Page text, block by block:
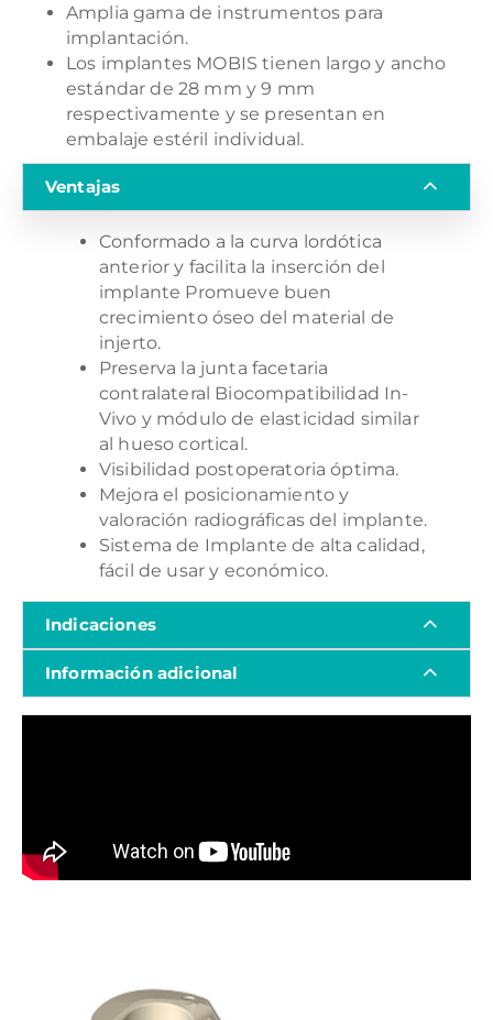
Amplia gama de instrumentos para
implantación.
Los implantes MOBIS tienen largo y ancho
estándar de 28 mm y 9 mm
respectivamente y se presentan en
embalaje estéril individual.
Ventajas
Conformado a la curva lordótica
anterior y facilita la inserción del
implante Promueve buen
crecimiento óseo del material de
injerto.
Preserva la junta facetaria
contralateral Biocompatibilidad In-
Vivo y módulo de elasticidad similar
al hueso cortical.
Visibilidad postoperatoria óptima.
Mejora el posicionamiento y
valoración radiográficas del implante.
Sistema de Implante de alta calidad,
fácil de usar y económico.
Indicaciones
Información adicional